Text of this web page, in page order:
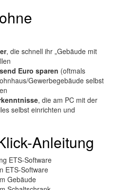
, die schnell ihr „Gebäude mit
Euro sparen (oftmals
Gewerbegebäude selbst
, die am PC mit der
selbst einrichten und
Anleitung
ETS-Software
ETS-Software
Gebäude